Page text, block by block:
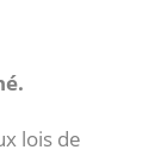
lois de